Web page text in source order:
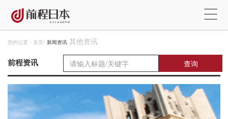
您的位置： 首页/ 新闻资讯 其他资讯
前程资讯 查询